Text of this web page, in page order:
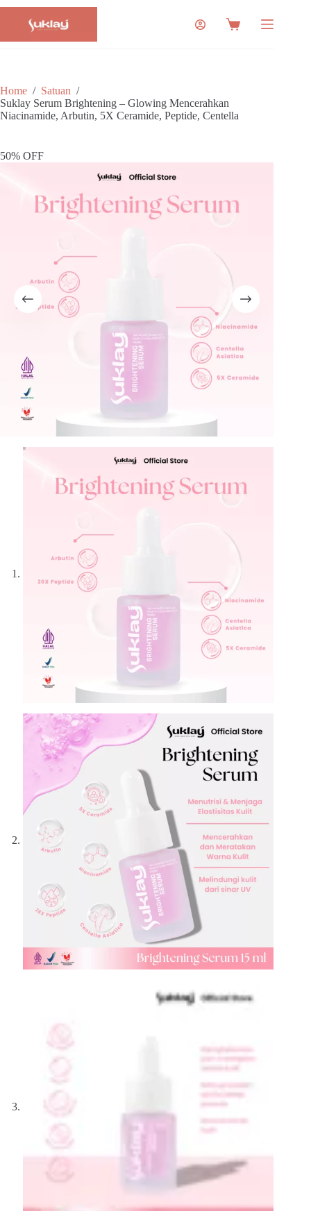
Skip
content
Shopping
Home / Satuan /
Suklay Serum Brightening – Glowing Mencerahkan
Niacinamide, Arbutin, 5X Ceramide, Peptide, Centella
50% OFF